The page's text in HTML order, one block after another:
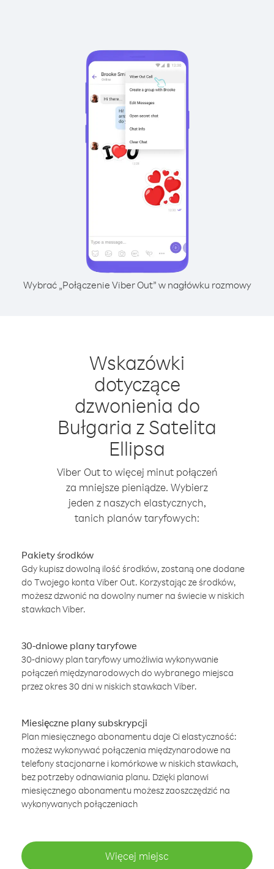
Wybrać „Połączenie Viber Out” w nagłówku rozmowy
Wskazówki
dotyczące
dzwonienia do
Bułgaria z Satelita
Ellipsa
Viber Out to więcej minut połączeń
za mniejsze pieniądze. Wybierz
jeden z naszych elastycznych,
tanich planów taryfowych:
Pakiety środków
Gdy kupisz dowolną ilość środków, zostaną one dodane
do Twojego konta Viber Out. Korzystając ze środków,
możesz dzwonić na dowolny numer na świecie w niskich
stawkach Viber.
30-dniowe plany taryfowe
30-dniowy plan taryfowy umożliwia wykonywanie
połączeń międzynarodowych do wybranego miejsca
przez okres 30 dni w niskich stawkach Viber.
Miesięczne plany subskrypcji
Plan miesięcznego abonamentu daje Ci elastyczność:
możesz wykonywać połączenia międzynarodowe na
telefony stacjonarne i komórkowe w niskich stawkach,
bez potrzeby odnawiania planu. Dzięki planowi
miesięcznego abonamentu możesz zaoszczędzić na
wykonywanych połączeniach
Więcej miejsc